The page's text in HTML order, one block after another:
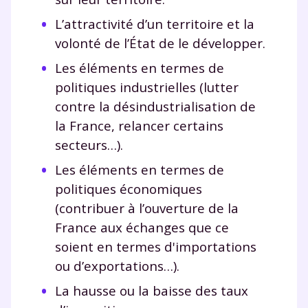
L’attractivité d’un territoire et la
volonté de l’État de le développer.
Les éléments en termes de
politiques industrielles (lutter
contre la désindustrialisation de
la France, relancer certains
secteurs…).
Les éléments en termes de
politiques économiques
(contribuer à l’ouverture de la
France aux échanges que ce
soient en termes d'importations
ou d’exportations…).
La hausse ou la baisse des taux